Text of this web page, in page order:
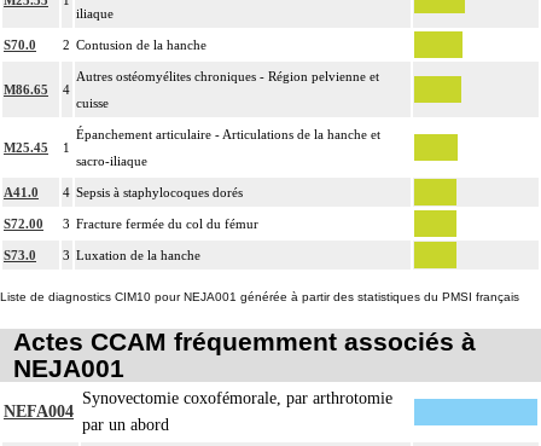
[arthrorise] temporaire.
14
La réduction orthopédique extemporanée d'une fracture inclut la contention par
confection d'un appareillage rigide externe.
Tout acte thérapeutique, par arthrotomie inclut le nettoyage de l'articulation
Tout acte thérapeutique, par arthroscopie inclut le nettoyage de l'articulation
Toute arthrotomie inclut l'arthroscopie peropératoire éventuelle.
iliaque
S70.0 2 Contusion de la hanche
M86.65 4
Autres ostéomyélites chroniques - Région pelvienne et
cuisse
M25.45 1
Épanchement articulaire - Articulations de la hanche et
sacro-iliaque
A41.0 4 Sepsis à staphylocoques dorés
S72.00 3 Fracture fermée du col du fémur
S73.0 3 Luxation de la hanche
Liste de diagnostics CIM10 pour NEJA001 générée à partir des statistiques du PMSI français
Actes CCAM fréquemment associés à
NEJA001
NEFA004
Synovectomie coxofémorale, par arthrotomie
par un abord